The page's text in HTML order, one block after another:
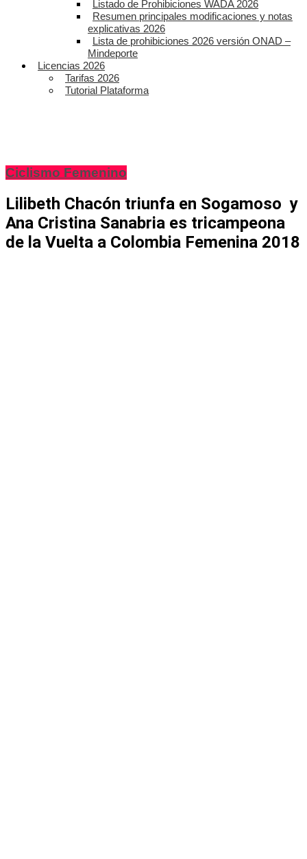
Listado de Prohibiciones WADA 2026
Resumen principales modificaciones y notas
explicativas 2026
Lista de prohibiciones 2026 versión ONAD –
Mindeporte
Licencias 2026
Tarifas 2026
Tutorial Plataforma
Ciclismo Femenino
Lilibeth Chacón triunfa en Sogamoso y
Ana Cristina Sanabria es tricampeona
de la Vuelta a Colombia Femenina 2018